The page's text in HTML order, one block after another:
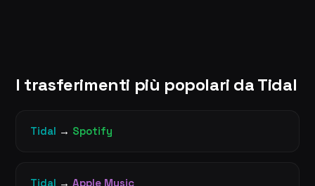
I trasferimenti più popolari da Tidal
Tidal → Spotify
Tidal → Apple Music